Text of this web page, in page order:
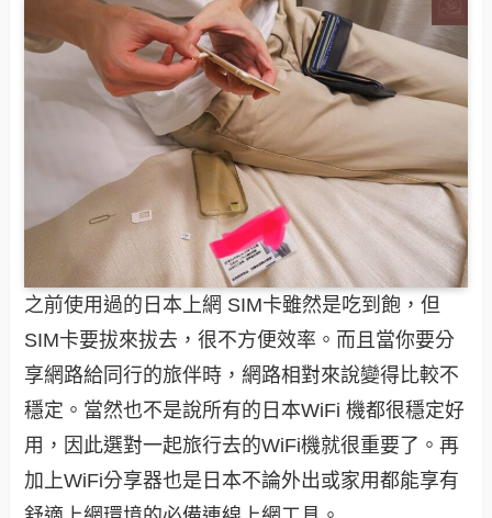
之前使用過的日本上網 SIM卡雖然是吃到飽，但
SIM卡要拔來拔去，很不方便效率。而且當你要分
享網路給同行的旅伴時，網路相對來說變得比較不
穩定。當然也不是說所有的日本WiFi 機都很穩定好
用，因此選對一起旅行去的WiFi機就很重要了。再
加上WiFi分享器也是日本不論外出或家用都能享有